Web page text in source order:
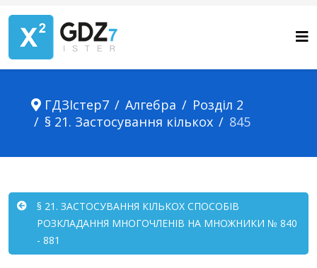
ГДЗІстер7 Алгебра
Розділ 2
§ 21. Застосування кількох
845
§ 21. ЗАСТОСУВАННЯ КІЛЬКОХ СПОСОБІВ
РОЗКЛАДАННЯ МНОГОЧЛЕНІВ НА МНОЖНИКИ № 840
- 881